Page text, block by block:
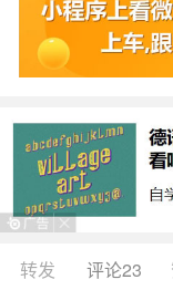
生活中像如
的问题，但是
面就这个问题给
1、冲太岁的
冲太岁的破
佩戴吉祥物、拜
先，穿戴红色衣
转发 评论23